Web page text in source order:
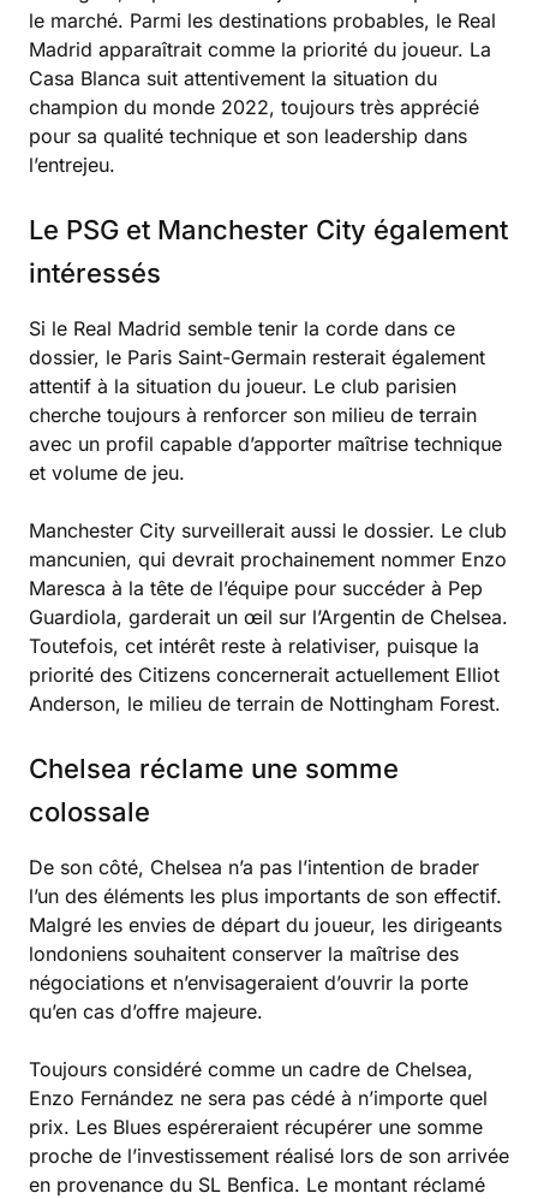
le marché. Parmi les destinations probables, le Real
Madrid apparaîtrait comme la priorité du joueur. La
Casa Blanca suit attentivement la situation du
champion du monde 2022, toujours très apprécié
pour sa qualité technique et son leadership dans
l’entrejeu.
Le PSG et Manchester City également
intéressés
Si le Real Madrid semble tenir la corde dans ce
dossier, le Paris Saint-Germain resterait également
attentif à la situation du joueur. Le club parisien
cherche toujours à renforcer son milieu de terrain
avec un profil capable d’apporter maîtrise technique
et volume de jeu.
Manchester City surveillerait aussi le dossier. Le club
mancunien, qui devrait prochainement nommer Enzo
Maresca à la tête de l’équipe pour succéder à Pep
Guardiola, garderait un œil sur l’Argentin de Chelsea.
Toutefois, cet intérêt reste à relativiser, puisque la
priorité des Citizens concernerait actuellement Elliot
Anderson, le milieu de terrain de Nottingham Forest.
Chelsea réclame une somme
colossale
De son côté, Chelsea n’a pas l’intention de brader
l’un des éléments les plus importants de son effectif.
Malgré les envies de départ du joueur, les dirigeants
londoniens souhaitent conserver la maîtrise des
négociations et n’envisageraient d’ouvrir la porte
qu’en cas d’offre majeure.
Toujours considéré comme un cadre de Chelsea,
Enzo Fernández ne sera pas cédé à n’importe quel
prix. Les Blues espéreraient récupérer une somme
proche de l’investissement réalisé lors de son arrivée
en provenance du SL Benfica. Le montant réclamé